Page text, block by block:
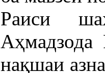
Раиси
Аҳмадзода
нақшаи